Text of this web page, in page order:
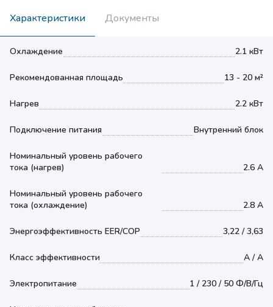
Характеристики Документы
Охлаждение 2.1 кВт
Рекомендованная площадь 13 - 20 м²
Нагрев 2.2 кВт
Подключение питания Внутренний блок
Номинальный уровень рабочего
тока (нагрев)
2.6 А
Номинальный уровень рабочего
тока (охлаждение)
2.8 А
Энергоэффективность EER/COP 3,22 / 3,63
Класс эффективности A / A
Электропитание 1 / 230 / 50 Ф/В/Гц